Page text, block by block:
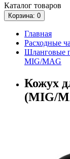
Каталог товаров
Корзина: 0
Главная
Расходные
Шланговые
MIG/MAG
Кожух
(MIG/